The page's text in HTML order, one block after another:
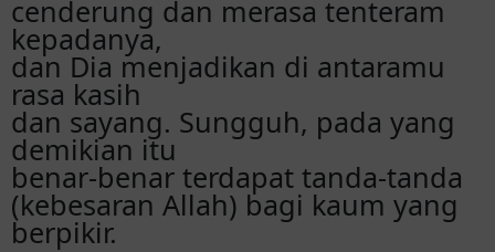
cenderung dan merasa tenteram
kepadanya,
dan Dia menjadikan di antaramu
rasa kasih
dan sayang. Sungguh, pada yang
demikian itu
benar-benar terdapat tanda-tanda
(kebesaran Allah) bagi kaum yang
berpikir.